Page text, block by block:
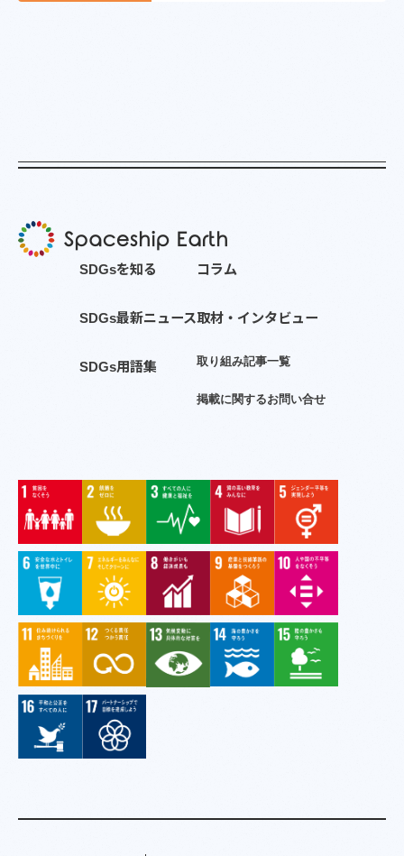
SDGsを知る
SDGs最新ニュース
SDGs用語集
コラム
取材・ イ ンタ ビュー
取り組み記事一覧
掲載に関するお問い合せ